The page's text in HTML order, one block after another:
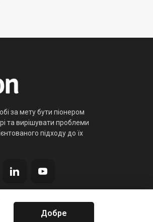
за мету бути піонером
та вирішувати проблеми
підходу до їх
Добре